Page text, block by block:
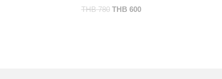
THB780 THB 600